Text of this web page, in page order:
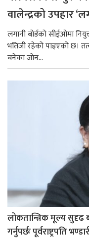
वालेन्द्रको उपहार
लगानी बोर्डको सीईओमा
भतिजी रहेको पाइएको छ।
बनेका जोन...
लोकतान्त्रिक मूल्य
गर्नुपर्छः पूर्वराष्ट्रपति